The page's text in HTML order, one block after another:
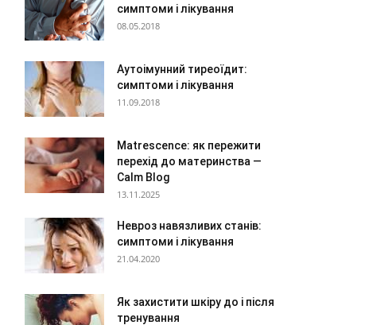
симптоми і лікування
08.05.2018
Аутоімунний тиреоїдит:
симптоми і лікування
11.09.2018
Matrescence: як пережити
перехід до материнства —
Calm Blog
13.11.2025
Невроз навязливих станів:
симптоми і лікування
21.04.2020
Як захистити шкіру до і після
тренування